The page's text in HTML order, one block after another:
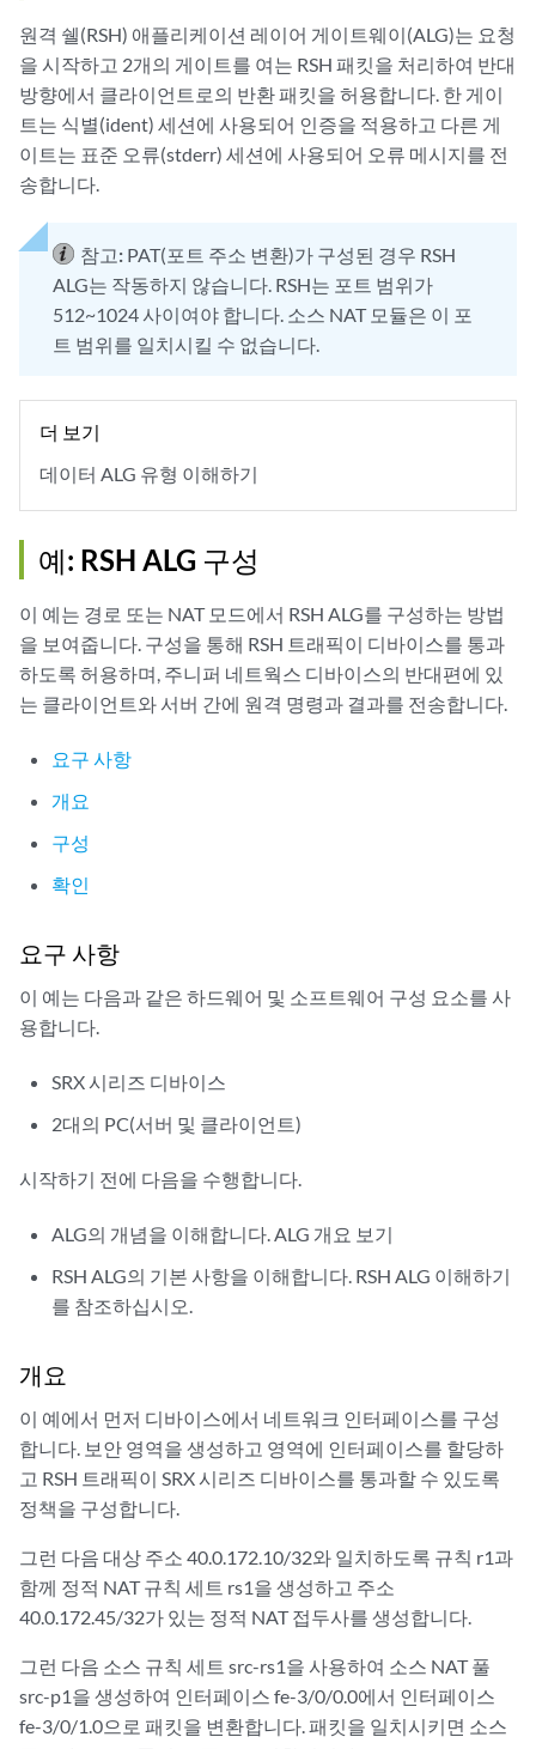
원격 쉘(RSH) 애플리케이션 레이어 게이트웨이(ALG)는 요청
을 시작하고 2개의 게이트를 여는 RSH 패킷을 처리하여 반대
방향에서 클라이언트로의 반환 패킷을 허용합니다. 한 게이
트는 식별(ident) 세션에 사용되어 인증을 적용하고 다른 게
이트는 표준 오류(stderr) 세션에 사용되어 오류 메시지를 전
송합니다.
참고: PAT(포트 주소 변환)가 구성된 경우 RSH
ALG는 작동하지 않습니다. RSH는 포트 범위가
512~1024 사이여야 합니다. 소스 NAT 모듈은 이 포
트 범위를 일치시킬 수 없습니다.
더 보기
데이터 ALG 유형 이해하기
예: RSH ALG 구성
이 예는 경로 또는 NAT 모드에서 RSH ALG를 구성하는 방법
을 보여줍니다. 구성을 통해 RSH 트래픽이 디바이스를 통과
하도록 허용하며, 주니퍼 네트웍스 디바이스의 반대편에 있
는 클라이언트와 서버 간에 원격 명령과 결과를 전송합니다.
요구 사항
개요
구성
확인
요구 사항
이 예는 다음과 같은 하드웨어 및 소프트웨어 구성 요소를 사
용합니다.
SRX 시리즈 디바이스
2대의 PC(서버 및 클라이언트)
시작하기 전에 다음을 수행합니다.
ALG의 개념을 이해합니다. ALG 개요 보기
RSH ALG의 기본 사항을 이해합니다. RSH ALG 이해하기
를 참조하십시오.
개요
이 예에서 먼저 디바이스에서 네트워크 인터페이스를 구성
합니다. 보안 영역을 생성하고 영역에 인터페이스를 할당하
고 RSH 트래픽이 SRX 시리즈 디바이스를 통과할 수 있도록
정책을 구성합니다.
그런 다음 대상 주소 40.0.172.10/32와 일치하도록 규칙 r1과
함께 정적 NAT 규칙 세트 rs1을 생성하고 주소
40.0.172.45/32가 있는 정적 NAT 접두사를 생성합니다.
그런 다음 소스 규칙 세트 src-rs1을 사용하여 소스 NAT 풀
src-p1을 생성하여 인터페이스 fe-3/0/0.0에서 인터페이스
fe-3/0/1.0으로 패킷을 변환합니다. 패킷을 일치시키면 소스